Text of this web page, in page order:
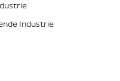
Industrie